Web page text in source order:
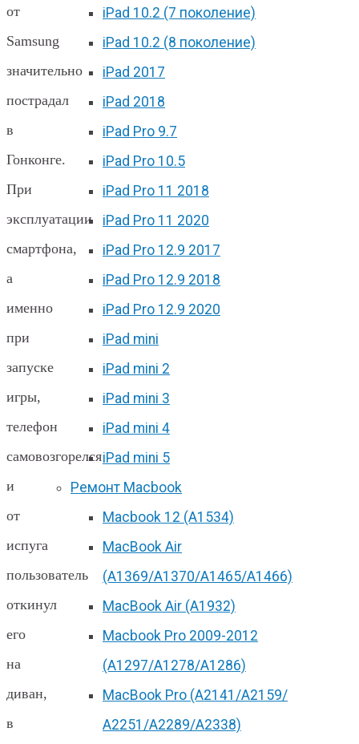
iPad 10.2 (7 поколение)
iPad 10.2 (8 поколение)
iPad 2017
iPad 2018
iPad Pro 9.7
iPad Pro 10.5
iPad Pro 11 2018
iPad Pro 11 2020
iPad Pro 12.9 2017
iPad Pro 12.9 2018
iPad Pro 12.9 2020
iPad mini
iPad mini 2
iPad mini 3
iPad mini 4
iPad mini 5
Ремонт Macbook
Macbook 12 (А1534)
MacBook Air
(A1369/A1370/A1465/A1466)
MacBook Air (A1932)
Macbook Pro 2009-2012
(A1297/A1278/A1286)
MacBook Pro (А2141/А2159/
А2251/A2289/A2338)
от
Samsung
значительно
пострадал
в
Гонконге.
При
эксплуатации
смартфона,
а
именно
при
запуске
игры,
телефон
самовозгорелся
и
от
испуга
пользователь
откинул
его
на
диван,
в